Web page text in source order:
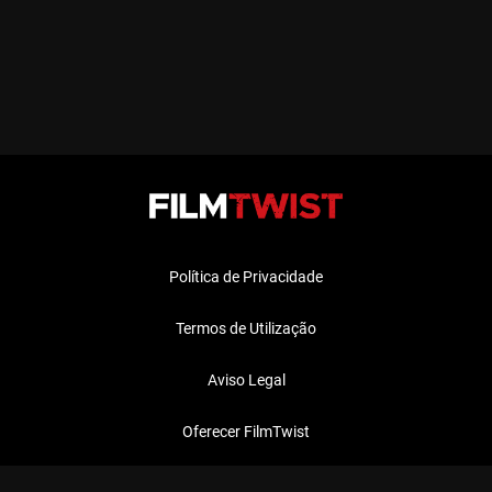
Política de Privacidade
Termos de Utilização
Aviso Legal
Oferecer FilmTwist